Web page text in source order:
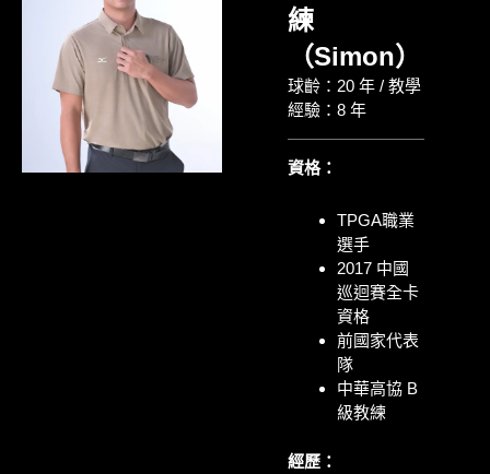
練
（Simon）
球齡：20 年 / 教學
經驗：8 年
資格：
TPGA職業
選手
2017 中國
巡迴賽全卡
資格
前國家代表
隊
中華高協 B
級教練
經歷：